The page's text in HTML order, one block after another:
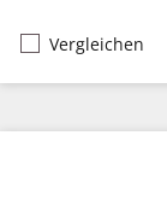
Vergleichen